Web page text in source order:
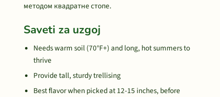
методом квадратне стопе.
Saveti za uzgoj
Needs warm soil (70°F+) and long, hot summers to
thrive
Provide tall, sturdy trellising
Best flavor when picked at 12-15 inches, before